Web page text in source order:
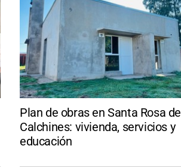
Plan de obras en Santa Rosa de
Calchines: vivienda, servicios y
educación